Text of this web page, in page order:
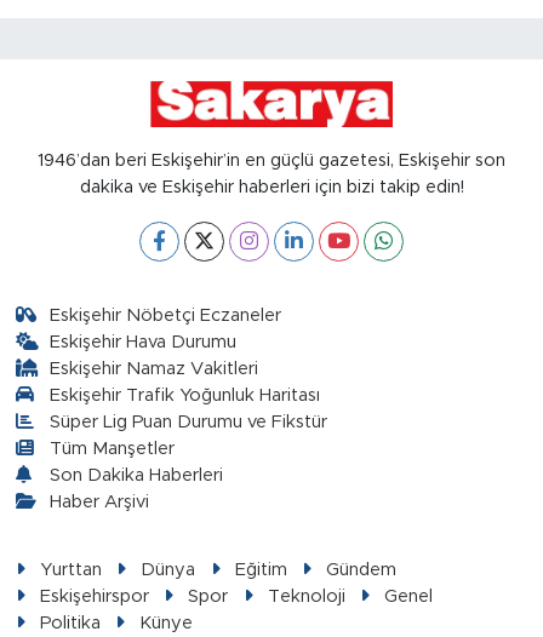
1946’dan beri Eskişehir’in en güçlü gazetesi, Eskişehir son
dakika ve Eskişehir haberleri için bizi takip edin!
Eskişehir Nöbetçi Eczaneler
Eskişehir Hava Durumu
Eskişehir Namaz Vakitleri
Eskişehir Trafik Yoğunluk Haritası
Süper Lig Puan Durumu ve Fikstür
Tüm Manşetler
Son Dakika Haberleri
Haber Arşivi
Yurttan Dünya Eğitim
Gündem
Eskişehirspor
Spor Teknoloji
Genel
Politika
Künye